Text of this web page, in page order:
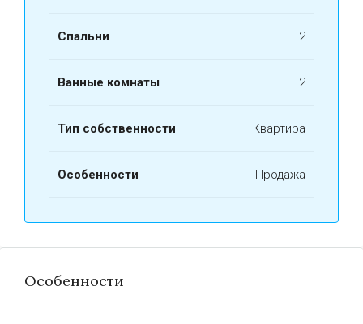
Спальни 2
Ванные комнаты 2
Тип собственности Квартира
Особенности Продажа
Особенности